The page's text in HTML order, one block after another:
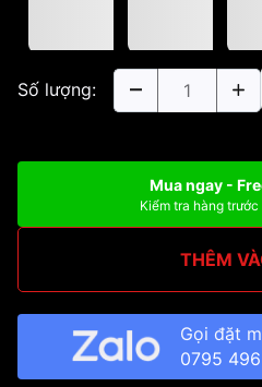
Số lượng:
Mua ngay -
Kiểm tra hàng
THÊM
Gọi đặt
0795